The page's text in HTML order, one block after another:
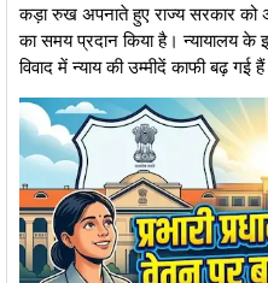
कड़ा रुख अपनाते हुए राज्य सरकार को
का समय प्रदान किया है। न्यायालय
विवाद में न्याय की उम्मीदें काफी बढ़ गई